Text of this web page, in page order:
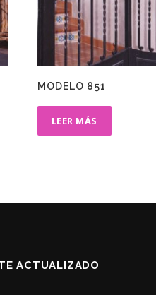
MODELO 851
LEER MÁS
ACTUALIZADO